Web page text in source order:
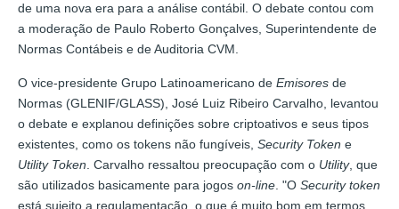
de uma nova era para a análise contábil. O debate contou com
a moderação de Paulo Roberto Gonçalves, Superintendente de
Normas Contábeis e de Auditoria CVM.
O vice-presidente Grupo Latinoamericano de Emisores de
Normas (GLENIF/GLASS), José Luiz Ribeiro Carvalho, levantou
o debate e explanou definições sobre criptoativos e seus tipos
existentes, como os tokens não fungíveis, Security Token e
Utility Token . Carvalho ressaltou preocupação com o Utility, que
são utilizados basicamente para jogos on-line . "O Security token
está sujeito a regulamentação, o que é muito bom em termos